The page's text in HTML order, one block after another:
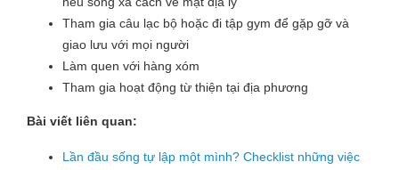
Tham gia câu lạc bộ hoặc đi tập gym để gặp gỡ và
giao lưu với mọi người
Làm quen với hàng xóm
Tham gia hoạt động từ thiện tại địa phương
Bài viết liên quan:
Lần đầu sống tự lập một mình? Checklist những việc